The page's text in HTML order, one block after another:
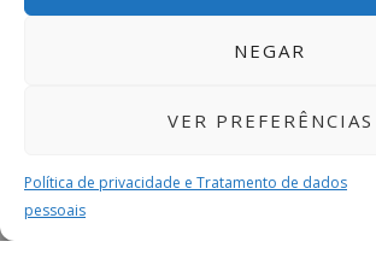
NEGAR
VER PREFERÊNCIAS
Política de privacidade e Tratamento de dados
pessoais